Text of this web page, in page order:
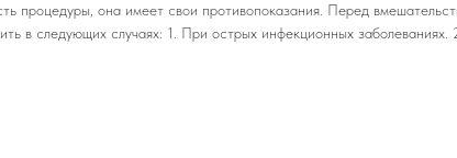
процедуры, она имеет свои противопоказания. Перед
в следующих случаях: 1. При острых инфекционных